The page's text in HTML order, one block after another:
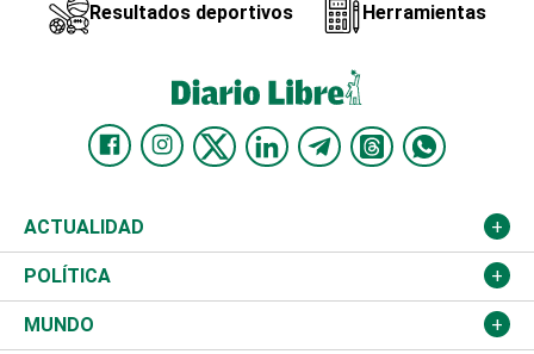
Resultados deportivos Herramientas
ACTUALIDAD
Nacional
Ciudad
POLÍTICA
Partidos
MUNDO